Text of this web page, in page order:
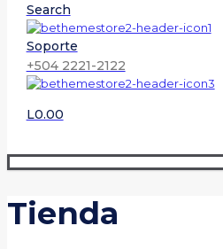
Search
Soporte
+504 2221-2122
L0.00
Tienda